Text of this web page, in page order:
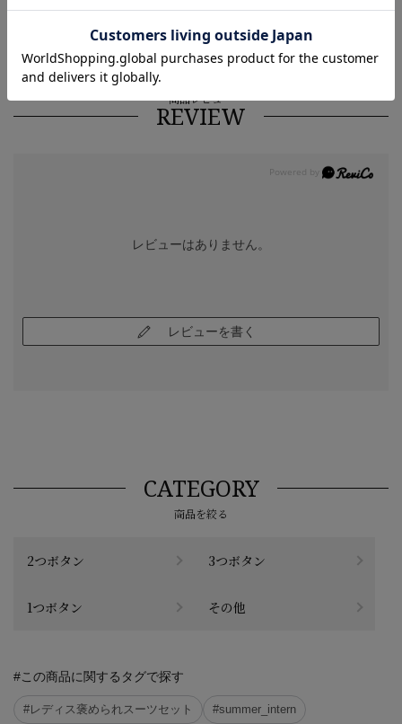
商品レビュー
REVIEW
レビューはありません。
レビューを書く
CATEGORY
商品を絞る
2つボタン 3つボタン
1つボタン その他
#この商品に関するタグで探す
#レディス褒められスーツセット #summer_intern